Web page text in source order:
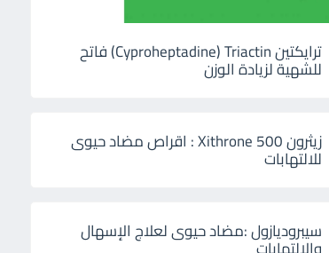
ترايكتين Cyproheptadine) Triactin) فاتح
للشهية لزيادة الوزن
زيثرون 500 Xithrone : اقراص مضاد حيوى
للالتهابات
سيبروديازول :مضاد حيوى لعلاج الإسهال